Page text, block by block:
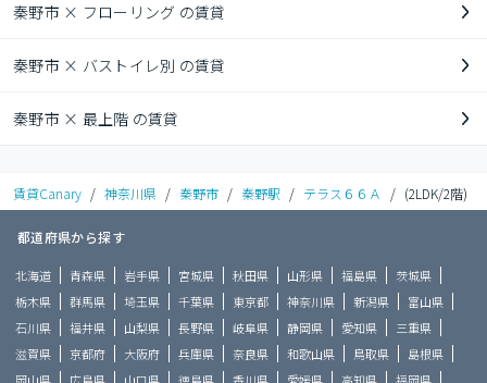
秦野市 × フローリング の賃貸
秦野市 × バストイレ別 の賃貸
秦野市 × 最上階 の賃貸
賃貸Canary / 神奈川県 / 秦野市 / 秦野駅 / テラス６６Ａ / (2LDK/2階)
都道府県から探す
北海道 青森県 岩手県 宮城県 秋田県 山形県 福島県
茨城県
栃木県
群馬県 埼玉県 千葉県 東京都 神奈川県 新潟県
富山県
石川県
福井県 山梨県 長野県 岐阜県 静岡県 愛知県
三重県
滋賀県
京都府 大阪府 兵庫県 奈良県 和歌山県 鳥取県
島根県